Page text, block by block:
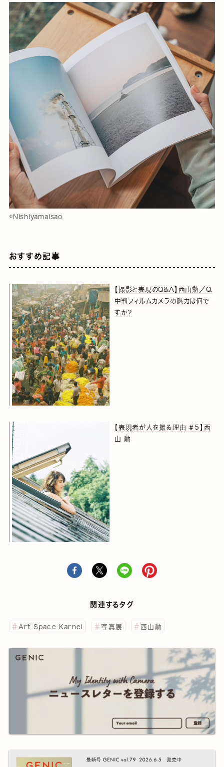
©️Nishiyamaisao
おすすめ記事
【撮影と表現のQ&A】西山勲／Q.
中判フィルムカメラの魅力は何で
すか？
【表現者が人を撮る理由 ＃５】西
山 勲
関連するタグ
Art Space Karnel 写真展 西山勲